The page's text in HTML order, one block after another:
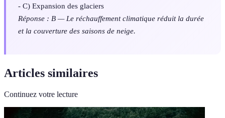
- C) Expansion des glaciers
Réponse : B — Le réchauffement climatique réduit la durée
et la couverture des saisons de neige.
Articles similaires
Continuez votre lecture